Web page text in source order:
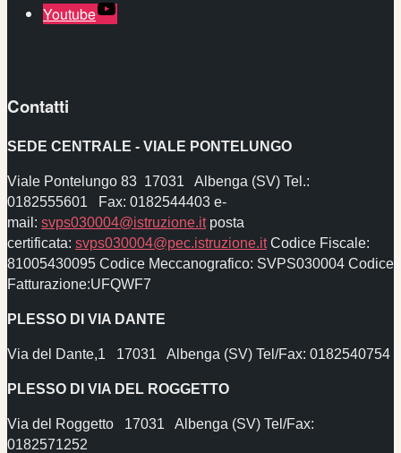
Youtube
Contatti
SEDE CENTRALE - VIALE PONTELUNGO
Viale Pontelungo 83 17031 Albenga (SV) Tel.:
0182555601 Fax: 0182544403 e-
mail: svps030004@istruzione.itposta
certificata: svps030004@pec.istruzione.it Codice Fiscale:
81005430095 Codice Meccanografico: SVPS030004 Codice
Fatturazione:UFQWF7
PLESSO DI VIA DANTE
Via del Dante,1 17031 Albenga (SV) Tel/Fax: 0182540754
PLESSO DI VIA DEL ROGGETTO
Via del Roggetto 17031 Albenga (SV) Tel/Fax:
0182571252